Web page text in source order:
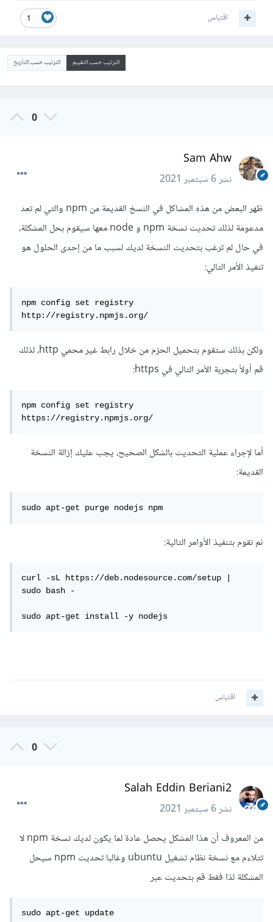
1 اقتباس
الترتيب حسب التقييم الترتيب حسب التاريخ
0
Sam Ahw
نشر6 سبتمبر 2021
ظهر البعض من هذه المشاكل في النسخ القديمة من npm والتي لم تعد
مدعومة لذلك تحديث نسخة npm و node معها سيقوم بحل المشكلة،
في حال لم ترغب بتحديث النسخة لديك لسبب ما من إحدى الحلول هو
تنفيذ الأمر التالي:
npm config set registry
http://registry.npmjs.org/
ولكن بذلك ستقوم بتحميل الحزم من خلال رابط غير محمي http، لذلك
قم أولاً بتجربة الأمر التالي في https:
npm config set registry
https://registry.npmjs.org/
أما لإجراء عملية التحديث بالشكل الصحيح، يجب عليك إزالة النسخة
القديمة:
sudo apt-get purge nodejs npm
ثم نقوم بتنفيذ الأوامر التالية:
curl -sL https://deb.nodesource.com/setup |
sudo bash -
sudo apt-get install -y nodejs
اقتباس
0
Salah Eddin Beriani2
نشر6 سبتمبر 2021
من المعروف أن هذا المشكل يحصل عادة لما يكون لديك نسخة npm لا
تتلاءم مع نسخة نظام تشغيل ubuntu وغالبا تحديث npm سيحل
المشكلة لذا فقط قم بتحديث عبر
sudo apt-get update